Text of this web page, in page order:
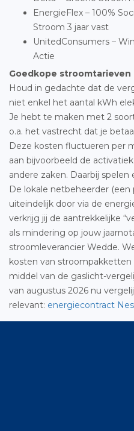
EnergieFlex – 100%
Stroom 3 jaar vast
UnitedConsumers –
Actie
Goedkope stroomtarieven
Houd in gedachte dat de
niet enkel het aantal kWh
Je hebt te maken met 2
o.a. het vastrecht dat je
Deze kosten fluctueren per
aan bijvoorbeeld de
andere zaken. Daarbij
De lokale netbeheerder (een
uiteindelijk door via de
verkrijg jij de aantrekkelijke
als mindering op jouw
stroomleverancier Wedde.
kosten van
middel van de gaslicht-
van augustus 2026 nu
relevant: energiecontract